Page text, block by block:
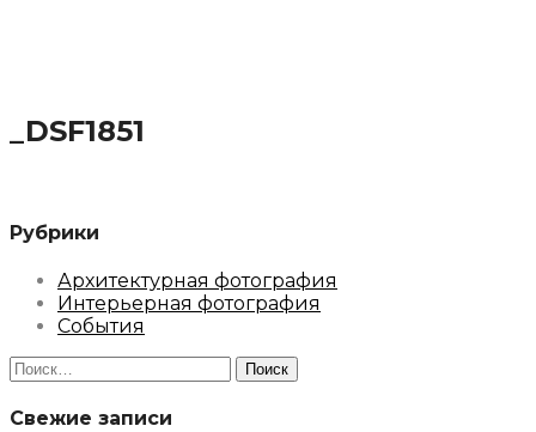
_DSF1851
Рубрики
Архитектурная фотография
Интерьерная фотография
События
Найти:
Свежие записи